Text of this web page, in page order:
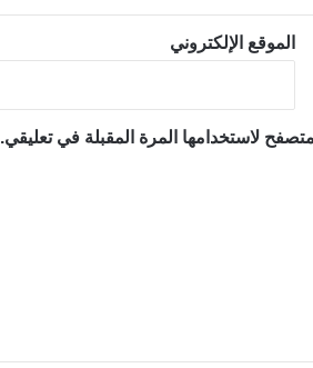
الموقع الإلكتروني
لاستخدامها المرة المقبلة في تعليقي.